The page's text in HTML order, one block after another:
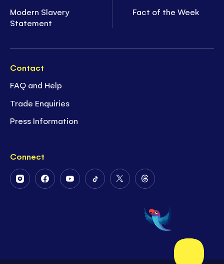
Modern Slavery
Statement
Fact of the Week
Contact
FAQ and Help
Trade Enquiries
Press Information
Connect
FollowFollowFollowFollowFollow
Twitter
Follow
on
Threads